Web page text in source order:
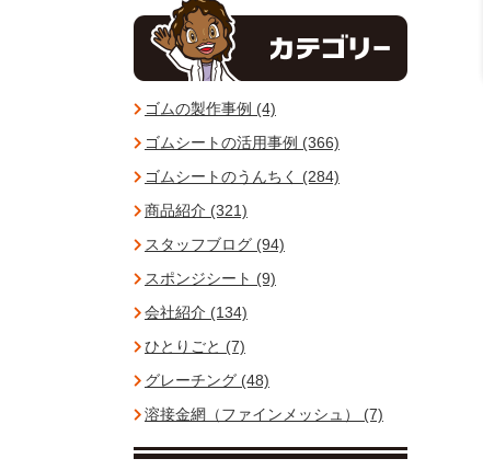
ゴムの製作事例 (4)
ゴムシートの活用事例 (366)
ゴムシートのうんちく (284)
商品紹介 (321)
スタッフブログ (94)
スポンジシート (9)
会社紹介 (134)
ひとりごと (7)
グレーチング (48)
溶接金網（ファインメッシュ） (7)